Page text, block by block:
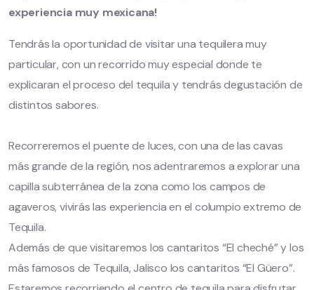
experiencia muy mexicana!
Tendrás la oportunidad de visitar una tequilera muy
particular, con un recorrido muy especial donde te
explicaran el proceso del tequila y tendrás degustación de
distintos sabores.
Recorreremos el puente de luces, con una de las cavas
más grande de la región, nos adentraremos a explorar una
capilla subterránea de la zona como los campos de
agaveros, vivirás las experiencia en el columpio extremo de
Tequila.
Además de que visitaremos los cantaritos “El cheché” y los
más famosos de Tequila, Jalisco los cantaritos “El Güero”.